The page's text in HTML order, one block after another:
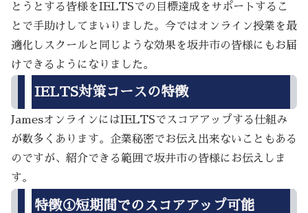
とうとする皆様をIELTSでの目標達成をサポートするこ
とで手助けしてまいりました。今ではオンライン授業を最
適化しスクールと同じような効果を坂井市の皆様にもお届
けできるようになりました。
IELTS対策コースの特徴
JamesオンラインにはIELTSでスコアアップする仕組み
が数多くあります。企業秘密でお伝え出来ないこともある
のですが、紹介できる範囲で坂井市の皆様にお伝えしま
す。
特徴①短期間でのスコアアップ可能